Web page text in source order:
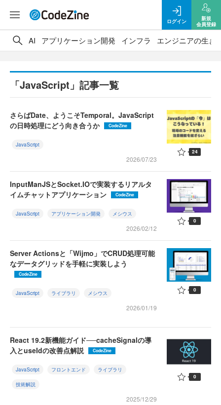
ログイン
新規
会員登録
AI アプリケーション開発 インフラ エンジニアの生き
「JavaScript」記事一覧
さらばDate、ようこそTemporal。JavaScript
の日時処理にどう向き合うか
CodeZine
JavaScript
2026/07/23
24
InputManJSとSocket.IOで実装するリアルタ
イムチャットアプリケーション
CodeZine
JavaScript アプリケーション開発 メシウス
2026/02/12
0
Server Actionsと「Wijmo」でCRUD処理可能
なデータグリッドを手軽に実装しよう
CodeZine
JavaScript ライブラリ メシウス
2026/01/19
0
React 19.2新機能ガイド──cacheSignalの導
入とuseIdの改善点解説
CodeZine
JavaScript フロントエンド ライブラリ
技術解説
2025/12/29
0